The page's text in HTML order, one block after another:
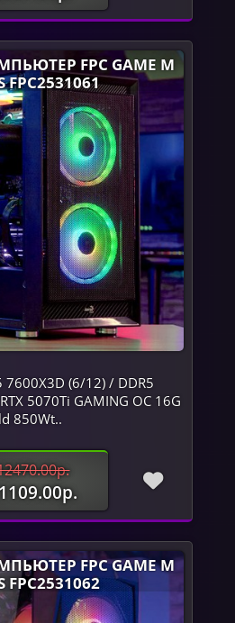
FPC GAME M
FPC2531061
7600X3D (6/12) / DDR5
5070Ti GAMING OC 16G
850Wt..
FPC GAME M
FPC2531062